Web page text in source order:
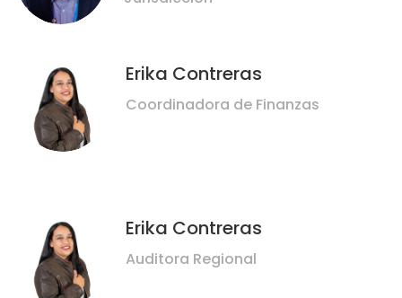
Erika Contreras
Coordinadora de Finanzas
Erika Contreras
Auditora Regional